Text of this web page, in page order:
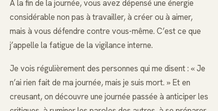
À la fin de la journée, vous avez dépensé une énergie
considérable non pas à travailler, à créer ou à aimer,
mais à vous défendre contre vous-même. C’est ce que
j’appelle la fatigue de la vigilance interne.
Je vois régulièrement des personnes qui me disent : « Je
n’ai rien fait de ma journée, mais je suis mort. » Et en
creusant, on découvre une journée passée à anticiper les